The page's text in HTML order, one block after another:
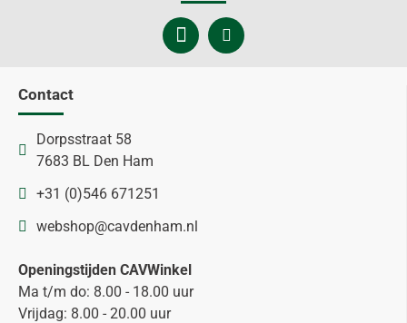
Contact
Dorpsstraat 58
7683 BL Den Ham
+31 (0)546 671251
webshop@cavdenham.nl
Openingstijden CAVWinkel
Ma t/m do: 8.00 - 18.00 uur
Vrijdag: 8.00 - 20.00 uur